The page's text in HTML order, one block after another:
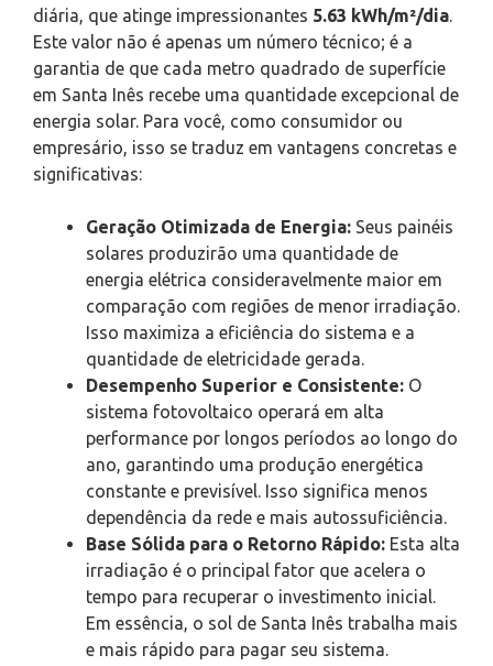
diária, que atinge impressionantes 5.63 kWh/m²/dia
Este valor não é apenas um número técnico; é a
garantia de que cada metro quadrado de superfície
em Santa Inês recebe uma quantidade excepcional de
energia solar. Para você, como consumidor ou
empresário, isso se traduz em vantagens concretas e
significativas:
Geração Otimizada de Energia: Seus painéis
solares produzirão uma quantidade de
energia elétrica consideravelmente maior em
comparação com regiões de menor irradiação.
Isso maximiza a eficiência do sistema e a
quantidade de eletricidade gerada.
Desempenho Superior e Consistente: O
sistema fotovoltaico operará em alta
performance por longos períodos ao longo do
ano, garantindo uma produção energética
constante e previsível. Isso significa menos
dependência da rede e mais autossuficiência.
Base Sólida para o Retorno Rápido: Esta alta
irradiação é o principal fator que acelera o
tempo para recuperar o investimento inicial.
Em essência, o sol de Santa Inês trabalha mais
e mais rápido para pagar seu sistema.